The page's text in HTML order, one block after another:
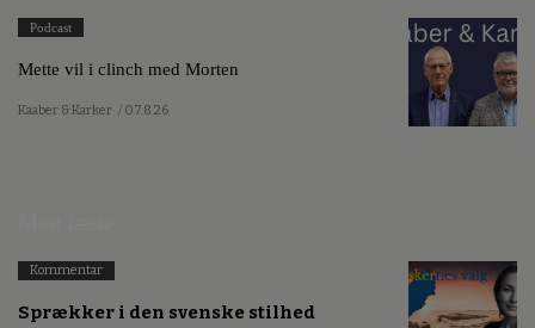
Podcast
Mette vil i clinch med Morten
Kaaber & Karker / 07.8.26
Kommentar
Sprækker i den svenske stilhed